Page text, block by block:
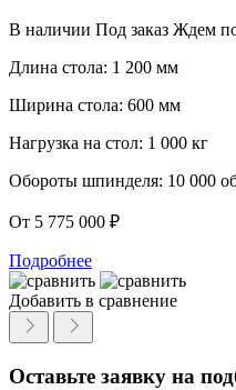
В наличии Под заказ Ждем
Длина стола: 1 200 мм
Ширина стола: 600 мм
Нагрузка на стол: 1 000 кг
Обороты шпинделя: 10 000
От 5 775 000 ₽
Подробнее
Добавить в сравнение
Оставьте заявку на